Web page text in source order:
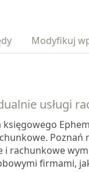
Modyfikuj
usługi
księgowego
Poznań
i rachunkowe
firmami,